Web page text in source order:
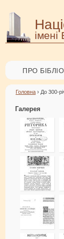
ПРО
Головна › До 300-
Галерея